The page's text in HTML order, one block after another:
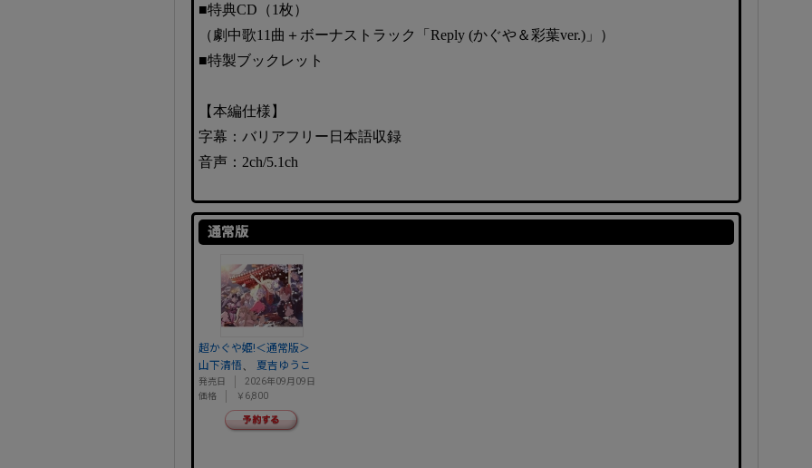
■特典CD（1枚）
（劇中歌11曲＋ボーナストラック「Reply (かぐや＆彩葉ver.)」）
■特製ブックレット
【本編仕様】
字幕：バリアフリー日本語収録
音声：2ch/5.1ch
通常版
超かぐや姫!＜通常版＞
山下清悟、 夏吉ゆうこ
発売日
2026年09月09日
価格
￥6,800